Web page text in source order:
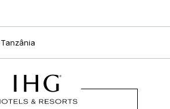
Tanzânia